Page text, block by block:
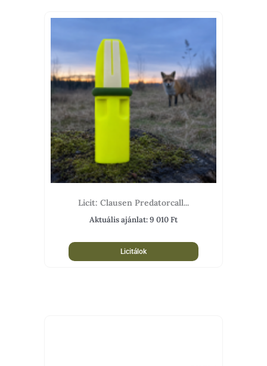
Licit: Clausen Predatorcall...
Aktuális ajánlat:9 010Ft
Licitálok